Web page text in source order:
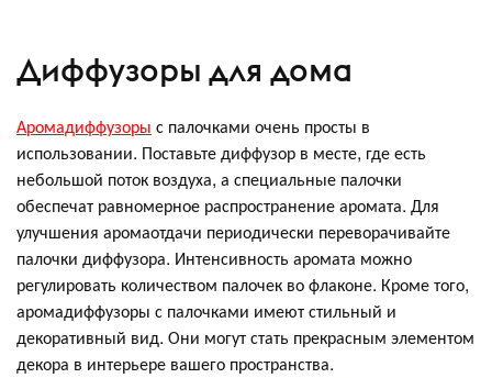
Диффузоры для дома
Аромадиффузоры с палочками очень просты в
использовании. Поставьте диффузор в месте, где есть
небольшой поток воздуха, а специальные палочки
обеспечат равномерное распространение аромата. Для
улучшения аромаотдачи периодически переворачивайте
палочки диффузора. Интенсивность аромата можно
регулировать количеством палочек во флаконе. Кроме того,
аромадиффузоры с палочками имеют стильный и
декоративный вид. Они могут стать прекрасным элементом
декора в интерьере вашего пространства.